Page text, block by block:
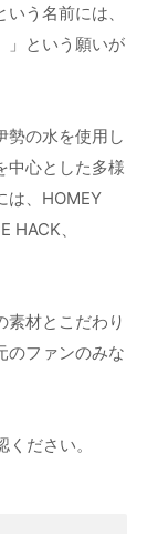
う名前には、
」という願いが
勢の水を使用し
中心とした多様
は、HOMEY
HACK、
素材とこだわり
のファンのみな
ださい。